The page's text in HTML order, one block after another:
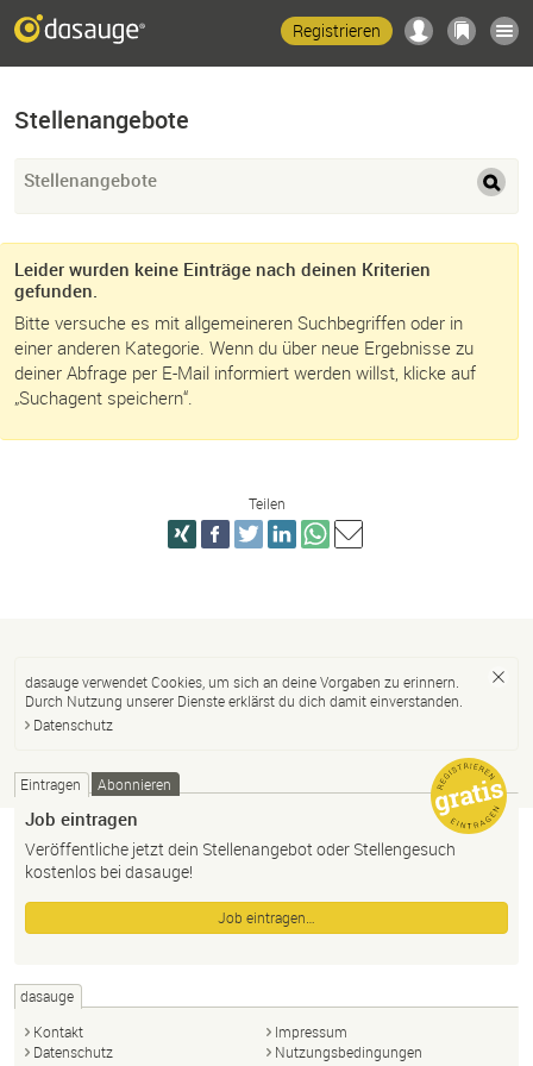
Registrieren
Stellenangebote
Stellenangebote
Leider wurden keine Einträge nach deinen Kriterien
gefunden.
Bitte versuche es mit allgemeineren Suchbegriffen oder in
einer anderen Kategorie. Wenn du über neue Ergebnisse zu
deiner Abfrage per E-Mail informiert werden willst, klicke auf
„Suchagent speichern“.
Teilen
dasauge verwendet Cookies, um sich an deine Vorgaben zu erinnern.
Durch Nutzung unserer Dienste erklärst du dich damit einverstanden.
Datenschutz
Eintragen Abonnieren
Job eintragen
Veröffentliche jetzt dein Stellenangebot oder Stellengesuch
kostenlos bei dasauge!
Job eintragen…
dasauge
Kontakt
Impressum
Datenschutz
Nutzungsbedingungen